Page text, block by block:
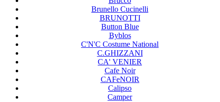
Brunello Cucinelli
BRUNOTTI
Button Blue
Byblos
C'N'C Costume National
C.GHIZZANI
CA' VENIER
Cafe Noir
CAFeNOIR
Calipso
Camper